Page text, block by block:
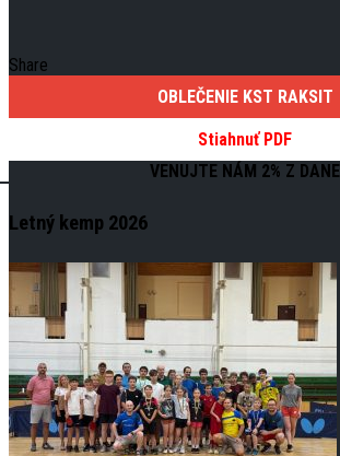
Share
OBLEČENIE KST RAKSIT
Stiahnuť PDF
VENUJTE NÁM 2% Z DANE
Letný kemp 2026